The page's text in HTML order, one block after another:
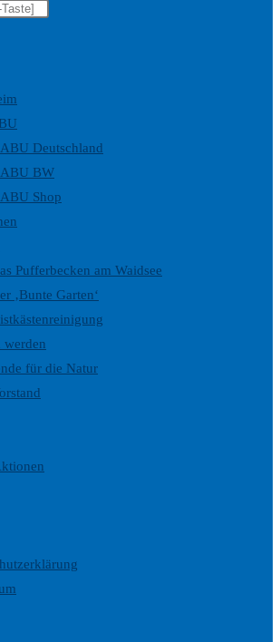
Deutschland
BW
Shop
Pufferbecken am Waidsee
‚Bunte Garten‘
für die Natur